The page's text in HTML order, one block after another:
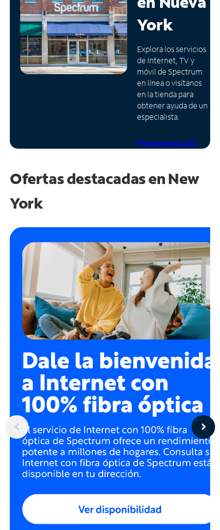
Administrar
cuenta
Encuentra
una
tienda
York
Explora los servicios
de Internet, TV y
móvil de Spectrum
en línea o visítanos
en la tienda para
obtener ayuda de un
especialista.
Programa una cita
Ofertas destacadas en New
York